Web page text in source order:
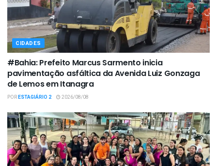
CIDADES
#Bahia: Prefeito Marcus Sarmento inicia
pavimentação asfáltica da Avenida Luiz Gonzaga
de Lemos em Itanagra
PORESTAGIÁRIO 2 2026/08/08